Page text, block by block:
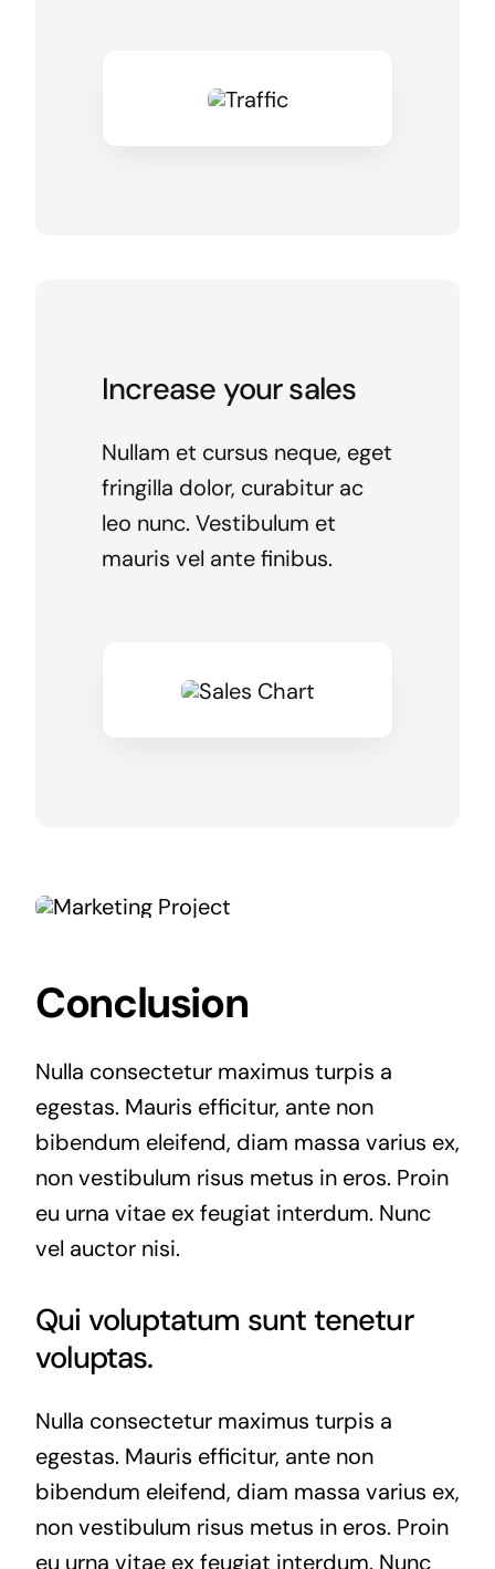
Increase your sales
Nullam et cursus neque, eget
fringilla dolor, curabitur ac
leo nunc. Vestibulum et
mauris vel ante finibus.
Conclusion
Nulla consectetur maximus turpis a
egestas. Mauris efficitur, ante non
bibendum eleifend, diam massa varius ex,
non vestibulum risus metus in eros. Proin
eu urna vitae ex feugiat interdum. Nunc
vel auctor nisi.
Qui voluptatum sunt tenetur
voluptas.
Nulla consectetur maximus turpis a
egestas. Mauris efficitur, ante non
bibendum eleifend, diam massa varius ex,
non vestibulum risus metus in eros. Proin
eu urna vitae ex feugiat interdum. Nunc